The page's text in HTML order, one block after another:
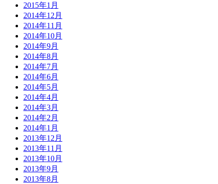
2015年1月
2014年12月
2014年11月
2014年10月
2014年9月
2014年8月
2014年7月
2014年6月
2014年5月
2014年4月
2014年3月
2014年2月
2014年1月
2013年12月
2013年11月
2013年10月
2013年9月
2013年8月